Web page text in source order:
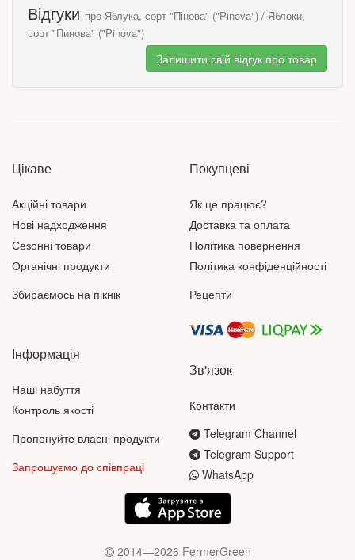
Відгуки про Яблука, сорт "Пінова" ("Pinova") / Яблоки,
сорт "Пинова" ("Pinova")
Залишити свій відгук про товар
Цікаве
Акційні товари
Нові надходження
Сезонні товари
Органічні продукти
Збираємось на пікнік
Покупцеві
Як це працює?
Доставка та оплата
Політика повернення
Політика конфіденційності
Рецепти
Інформація
Наші набуття
Контроль якості
Пропонуйте власні продукти
Запрошуємо до співпраці
Зв'язок
Контакти
Telegram Channel
Telegram Support
WhatsApp
2014—2026 FermerGreen